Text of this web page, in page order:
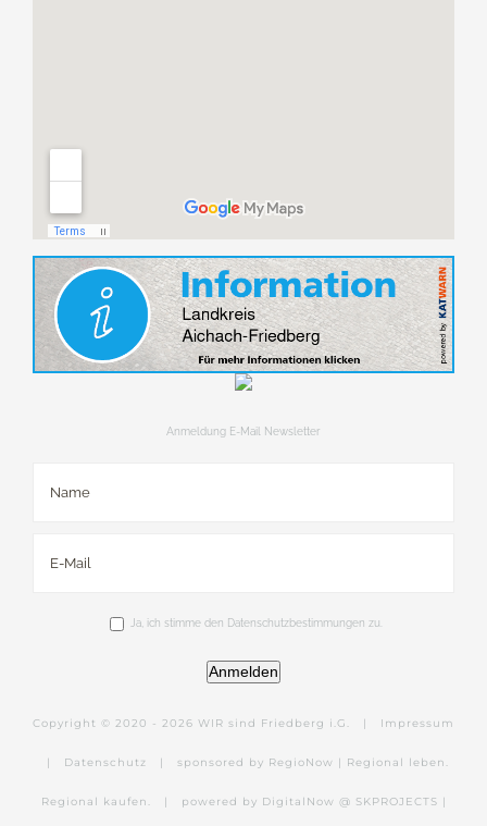
Anmeldung E-Mail Newsletter
Ja, ich stimme den Datenschutzbestimmungen zu.
Anmelden
Copyright © 2020 - 2026 WIR sind Friedberg i.G. | Impressum
| Datenschutz | sponsored by RegioNow | Regional leben.
Regional kaufen. | powered by DigitalNow @ SKPROJECTS |